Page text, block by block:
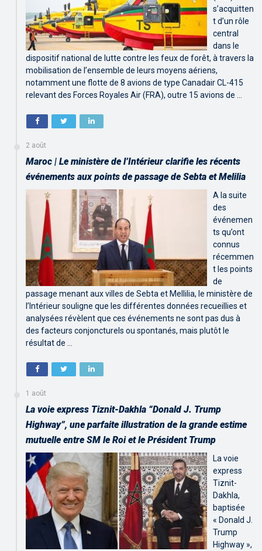
s’acquitten
t d’un rôle
central
dans le
dispositif national de lutte contre les feux de forêt, à travers la
mobilisation de l’ensemble de leurs moyens aériens,
notamment une flotte de 8 avions de type Canadair CL-415
relevant des Forces Royales Air (FRA), outre 15 avions de …
2 août
Maroc | Le ministère de l’Intérieur clarifie les récents
événements aux points de passage de Sebta et Melilia
A la suite
des
événemen
ts qu’ont
connus
récemmen
t les points
de
passage menant aux villes de Sebta et Mellilia, le ministère de
l’Intérieur souligne que les différentes données recueillies et
analysées révèlent que ces événements ne sont pas dus à
des facteurs conjoncturels ou spontanés, mais plutôt le
résultat de …
1 août
La voie express Tiznit-Dakhla “Donald J. Trump
Highway”, une parfaite illustration de la grande estime
mutuelle entre SM le Roi et le Président Trump
La voie
express
Tiznit-
Dakhla,
baptisée
« Donald J.
Trump
Highway »,